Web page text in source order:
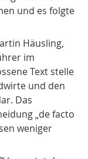
und es folgte
Häusling,
im
Text stelle
und den
Das
„de facto
weniger